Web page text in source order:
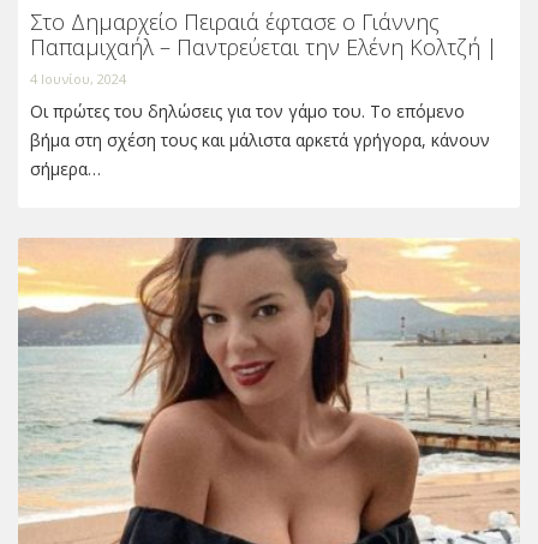
Στο Δημαρχείο Πειραιά έφτασε ο Γιάννης
Παπαμιχαήλ – Παντρεύεται την Ελένη Κολτζή |
4 Ιουνίου, 2024
Οι πρώτες του δηλώσεις για τον γάμο του. Το επόμενο
βήμα στη σχέση τους και μάλιστα αρκετά γρήγορα, κάνουν
σήμερα…